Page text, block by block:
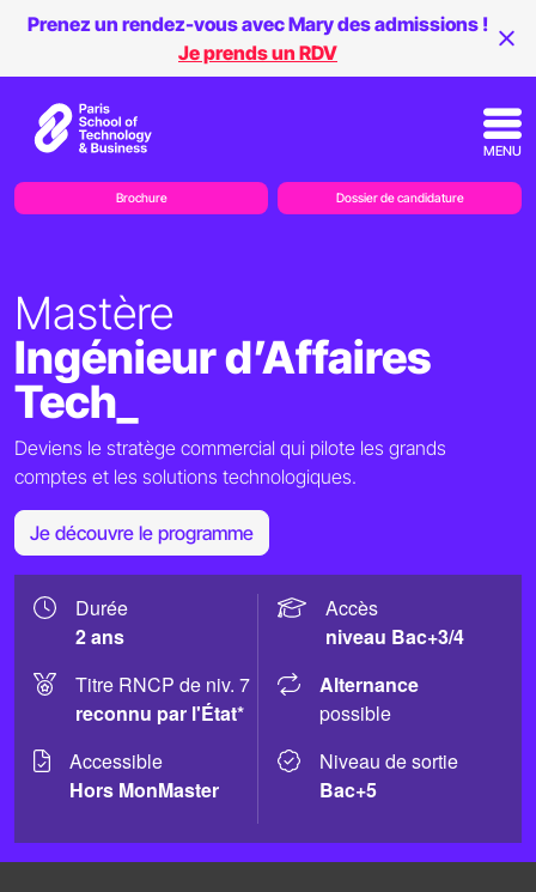
Mastère
Ingénieur d’Affaires
Tech_
Deviens le stratège commercial qui pilote les grands
comptes et les solutions technologiques.
Je découvre le programme
Durée
2 ans
Titre RNCP de niv. 7
reconnu par l'État*
Accessible
Hors MonMaster
Accès
niveau Bac+3/4
Alternance
possible
Niveau de sortie
Bac+5
Prenez un rendez-vous avec Mary des admissions !
Je prends un RDV
MENU
Brochure Dossier de candidature